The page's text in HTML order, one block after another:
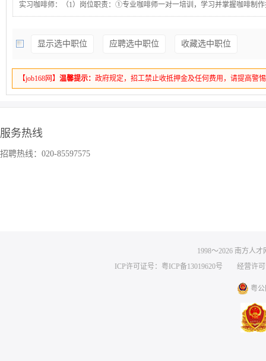
实习咖啡师：（1）岗位职责：①专业咖啡师一对一培训，学习并掌握咖啡制
习各类咖啡器械的操作技巧和维护保养；③配合店长完成日常咖啡饮品及小吃
与门店日常管理，包括点单收银流程及维持门店环境的卫生与整洁。（2）任
兴趣，愿意学习并掌握相关技巧；③具备良好的团队合作精神。学历要求：本
AI视频制作实习生：（1）岗位职责：①协助完成AI漫剧相关的视频制作工作
于素材处理、AI生成内容优化、成片辅助剪辑等；②配合团队探索生视频类AI
灵、Vidu等），能够独立完成基础的AI生视频操作；②对AI漫剧等AI影视领域
趣，愿意主动探索前沿AI创作工具与技术；③学习能力强，具备较强的沟通协
显示选中职位 应聘选中职位 收藏选中职位
【job168网】 温馨提示： 政府规定，招工禁止收抵押金及任何费用，请提高警
服务热线
招聘热线：020-85597575
1998～2026 南方人才
ICP许可证号：粤ICP备13019620号 经营许可
粤公